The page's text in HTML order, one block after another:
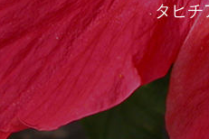
タヒチ